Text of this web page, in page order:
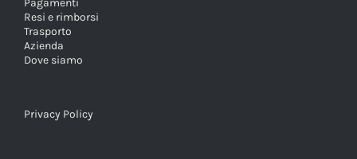
Resi e rimborsi
Trasporto
Azienda
Dove siamo
Privacy Policy